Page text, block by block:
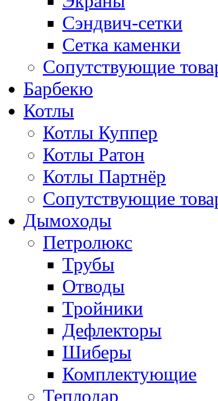
Сэндвич-сетки
Сетка каменки
Сопутствующие
Барбекю
Котлы
Котлы Куппер
Котлы Ратон
Котлы Партнёр
Сопутствующие
Дымоходы
Петролюкс
Трубы
Отводы
Тройники
Дефлекторы
Шиберы
Комплектующие
Теплодар